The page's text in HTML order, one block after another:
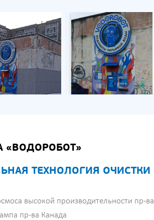
«ВОДОРОБОТ»
ТЕХНОЛОГИЯ ОЧИСТКИ
высокой производительности пр-ва
пр-ва Канада